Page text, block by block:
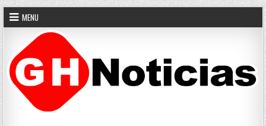
Skip
to
content
MENU